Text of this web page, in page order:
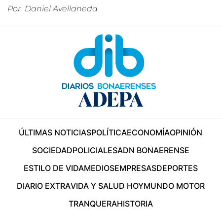
Por Daniel Avellaneda
ÚLTIMAS NOTICIASPOLÍTICAECONOMÍAOPINIÓN
SOCIEDADPOLICIALESADN BONAERENSE
ESTILO DE VIDAMEDIOSEMPRESASDEPORTES
DIARIO EXTRAVIDA Y SALUD HOYMUNDO MOTOR
TRANQUERAHISTORIA